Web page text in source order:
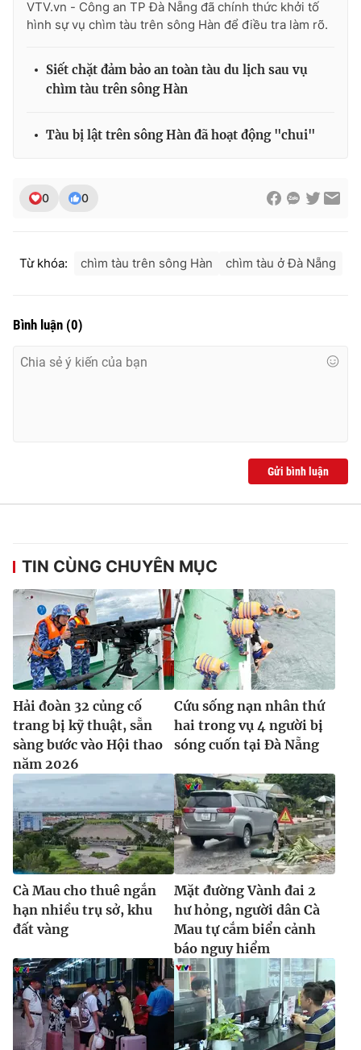
Ðiện thoại Thời báo VTV: 024.66 897 897
Email:toasoan@vtv.vn
VTV.vn - Công an TP Đà Nẵng đã chính thức khởi tố
hình sự vụ chìm tàu trên sông Hàn để điều tra làm rõ.
Siết chặt đảm bảo an toàn tàu du lịch sau vụ
chìm tàu trên sông Hàn
Tàu bị lật trên sông Hàn đã hoạt động "chui"
0 0
Từ khóa: chìm tàu trên sông Hàn chìm tàu ở Đà Nẵng
Bình luận (0)
Gửi bình luận
TIN CÙNG CHUYÊN MỤC
Hải đoàn 32 củng cố
trang bị kỹ thuật, sẵn
sàng bước vào Hội thao
năm 2026
Cứu sống nạn nhân thứ
hai trong vụ 4 người bị
sóng cuốn tại Đà Nẵng
Cà Mau cho thuê ngắn
hạn nhiều trụ sở, khu
đất vàng
Mặt đường Vành đai 2
hư hỏng, người dân Cà
Mau tự cắm biển cảnh
báo nguy hiểm